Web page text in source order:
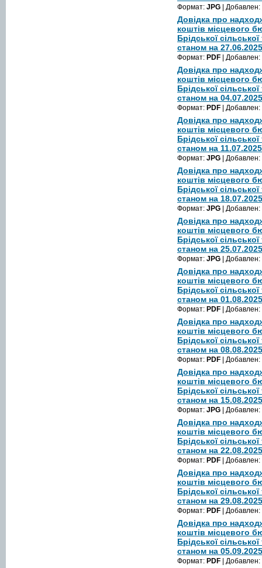
Формат: JPG | Добавлен:
Довідка про
коштів місцевого
Брідської
станом на 27.06.2025
Формат: PDF | Добавлен:
Довідка про
коштів місцевого
Брідської
станом на 04.07.2025
Формат: PDF | Добавлен:
Довідка про
коштів місцевого
Брідської
станом на 11.07.2025
Формат: JPG | Добавлен:
Довідка про
коштів місцевого
Брідської
станом на 18.07.2025
Формат: JPG | Добавлен:
Довідка про
коштів місцевого
Брідської
станом на 25.07.2025
Формат: JPG | Добавлен:
Довідка про
коштів місцевого
Брідської
станом на 01.08.2025
Формат: PDF | Добавлен:
Довідка про
коштів місцевого
Брідської
станом на 08.08.2025
Формат: PDF | Добавлен:
Довідка про
коштів місцевого
Брідської
станом на 15.08.2025
Формат: JPG | Добавлен:
Довідка про
коштів місцевого
Брідської
станом на 22.08.2025
Формат: PDF | Добавлен:
Довідка про
коштів місцевого
Брідської
станом на 29.08.2025
Формат: PDF | Добавлен:
Довідка про
коштів місцевого
Брідської
станом на 05.09.2025
Формат: PDF | Добавлен: